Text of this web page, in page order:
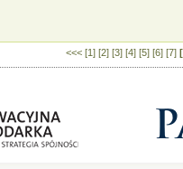
<<< [1] [2] [3] [4] [5] [6] [7]